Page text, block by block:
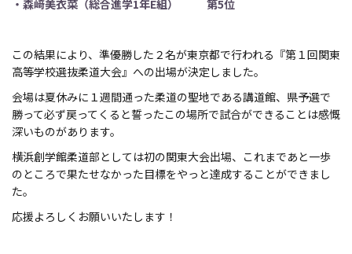
・森﨑美衣菜（総合進学1年E組） 第5位
この結果により、準優勝した２名が東京都で行われる『第１回関東
高等学校選抜柔道大会』への出場が決定しました。
会場は夏休みに１週間通った柔道の聖地である講道館、県予選で
勝って必ず戻ってくると誓ったこの場所で試合ができることは感慨
深いものがあります。
横浜創学館柔道部としては初の関東大会出場、これまであと一歩
のところで果たせなかった目標をやっと達成することができまし
た。
応援よろしくお願いいたします！